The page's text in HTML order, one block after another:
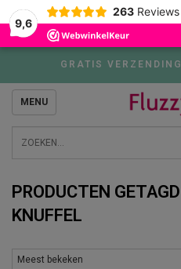
9,6
263 Reviews
GRATIS
MENU
PRODUCTEN
KNUFFEL